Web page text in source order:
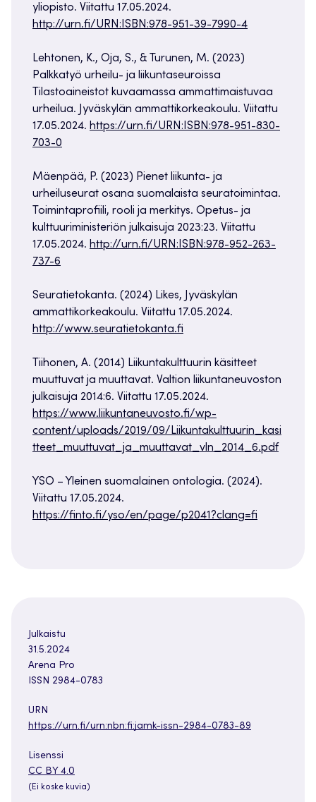
yliopisto. Viitattu 17.05.2024.
http://urn.fi/URN:ISBN:978-951-39-7990-4
Lehtonen, K., Oja, S., & Turunen, M. (2023)
Palkkatyö urheilu- ja liikuntaseuroissa
Tilastoaineistot kuvaamassa ammattimaistuvaa
urheilua. Jyväskylän ammattikorkeakoulu. Viitattu
17.05.2024. https://urn.fi/URN:ISBN:978-951-830-
703-0
Mäenpää, P. (2023) Pienet liikunta- ja
urheiluseurat osana suomalaista seuratoimintaa.
Toimintaprofiili, rooli ja merkitys. Opetus- ja
kulttuuriministeriön julkaisuja 2023:23. Viitattu
17.05.2024. http://urn.fi/URN:ISBN:978-952-263-
737-6
Seuratietokanta. (2024) Likes, Jyväskylän
ammattikorkeakoulu. Viitattu 17.05.2024.
http://www.seuratietokanta.fi
Tiihonen, A. (2014) Liikuntakulttuurin käsitteet
muuttuvat ja muuttavat. Valtion liikuntaneuvoston
julkaisuja 2014:6. Viitattu 17.05.2024.
https://www.liikuntaneuvosto.fi/wp-
content/uploads/2019/09/Liikuntakulttuurin_kasi
tteet_muuttuvat_ja_muuttavat_vln_2014_6.pdf
YSO – Yleinen suomalainen ontologia. (2024).
Viitattu 17.05.2024.
https://finto.fi/yso/en/page/p2041?clang=fi
Julkaistu
31.5.2024
Arena Pro
ISSN 2984-0783
URN
https://urn.fi/urn:nbn:fi:jamk-issn-2984-0783-89
Lisenssi
CC BY 4.0
uuteen
(Ei koske kuvia)